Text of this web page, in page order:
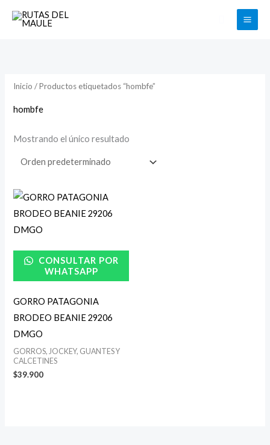
Buscar
Inicio / Productos etiquetados “hombfe”
hombfe
Mostrando el único resultado
CONSULTAR POR
WHATSAPP
GORRO PATAGONIA
BRODEO BEANIE 29206
DMGO
GORROS, JOCKEY, GUANTES Y
CALCETINES
$39.900